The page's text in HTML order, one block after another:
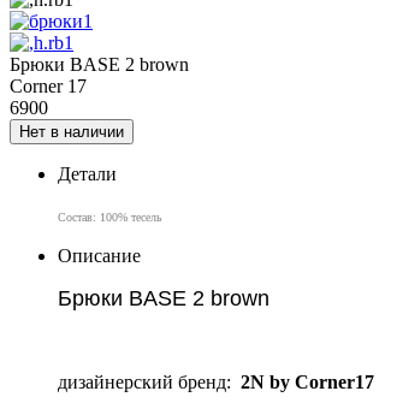
Брюки BASE 2 brown
Corner 17
6900
Нет в наличии
Детали
Состав: 100% тесель
Описание
Брюки BASE 2 brown
дизайнерский бренд: 2N by Corner17